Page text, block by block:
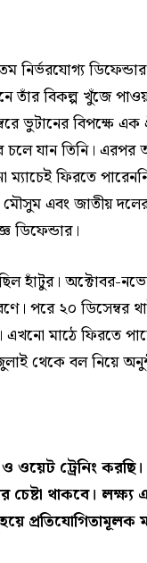
নির্ভরযোগ্য
তাঁর বিকল্প খুঁজে
ভুটানের বিপক্ষে এক
চলে যান তিনি। এরপর
ফিরতে
এবং জাতীয় দলের
ডিফেন্ডার।
হাঁটুর। অক্টোবর-
পরে ২০ ডিসেম্বর
এখনো মাঠে ফিরতে
থেকে বল নিয়ে
ট্রেনিং করছি।
চেষ্টা থাকবে।
প্রতিযোগিতামূলক